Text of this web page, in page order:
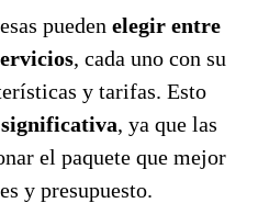
pueden elegir entre
, cada uno con su
y tarifas. Esto
, ya que las
el paquete que mejor
y presupuesto.